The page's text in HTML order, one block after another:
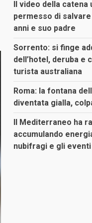
Il video della catena
permesso di
anni e suo padre
Sorrento: si finge
dell’hotel, deruba e
turista australiana
Roma: la fontana
diventata gialla,
Il Mediterraneo ha
accumulando
nubifragi e gli